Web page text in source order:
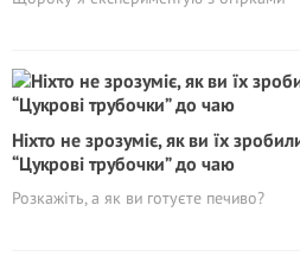
Ніхто не зрозуміє, як ви їх
“Цукрові трубочки” до чаю
Розкажіть, а як ви готуєте печиво?